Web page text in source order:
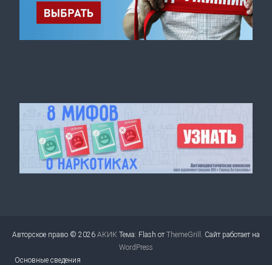
Авторское право © 2026 АКИК Тема: Flash отThemeGrill
. Сайт работает на
WordPress
Основные сведения